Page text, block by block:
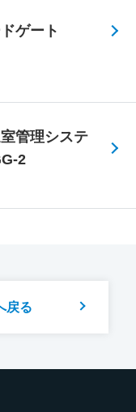
ゲート
管理システ
2
戻る